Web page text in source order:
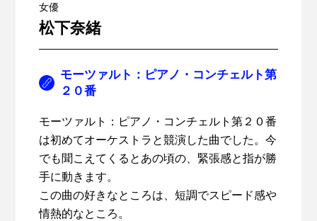
女優
松下奈緒
モーツァルト：ピアノ・コンチェルト第
２０番
モーツァルト：ピアノ・コンチェルト第２０番
は初めてオーケストラと競演した曲でした。今
でも聞こえてくるとあの頃の、緊張感と指が勝
手に動きます。
この曲の好きなところは、短調でスピード感や
情熱的なところ。